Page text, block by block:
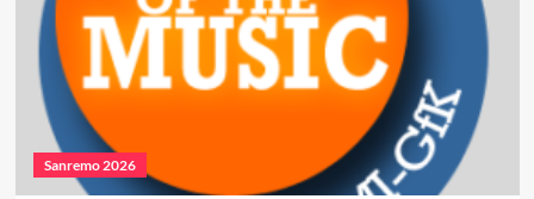
Sanremo 2026